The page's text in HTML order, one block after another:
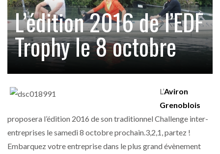
L’édition 2016 de l’EDF
Trophy le 8 octobre
L’Aviron
Grenoblois
proposera l’édition 2016 de son traditionnel Challenge inter-
entreprises le samedi 8 octobre prochain.3,2,1, partez !
Embarquez votre entreprise dans le plus grand évènement